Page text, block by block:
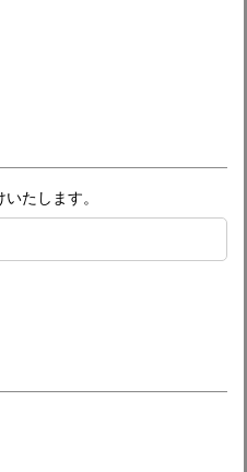
たします。